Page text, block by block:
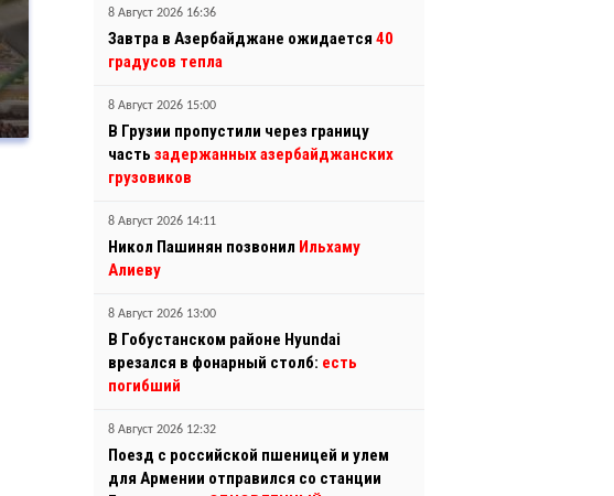
8 Август 2026 16:36
Завтра в Азербайджане ожидается 40
градусов тепла
8 Август 2026 15:00
В Грузии пропустили через границу
часть задержанных азербайджанских
грузовиков
8 Август 2026 14:11
Никол Пашинян позвонил Ильхаму
Алиеву
8 Август 2026 13:00
В Гобустанском районе Hyundai
врезался в фонарный столб: есть
погибший
8 Август 2026 12:32
Поезд с российской пшеницей и улем
для Армении отправился со станции